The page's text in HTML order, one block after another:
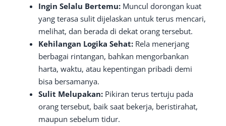
Ingin Selalu Bertemu: Muncul dorongan kuat
yang terasa sulit dijelaskan untuk terus mencari,
melihat, dan berada di dekat orang tersebut.
Kehilangan Logika Sehat: Rela menerjang
berbagai rintangan, bahkan mengorbankan
harta, waktu, atau kepentingan pribadi demi
bisa bersamanya.
Sulit Melupakan: Pikiran terus tertuju pada
orang tersebut, baik saat bekerja, beristirahat,
maupun sebelum tidur.